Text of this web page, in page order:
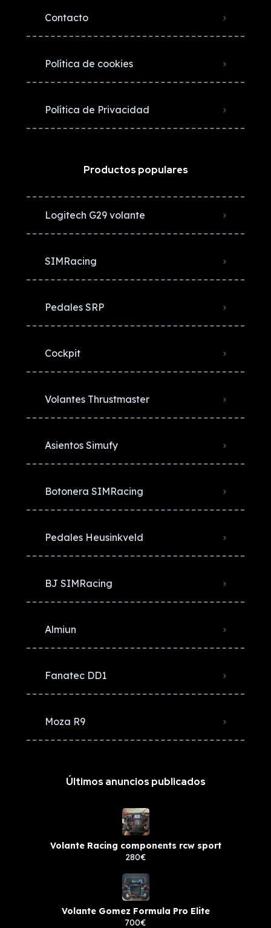
Contacto
Política de cookies
Política de Privacidad
Productos populares
Logitech G29 volante
SIMRacing
Pedales SRP
Cockpit
Volantes Thrustmaster
Asientos Simufy
Botonera SIMRacing
Pedales Heusinkveld
BJ SIMRacing
Almiun
Fanatec DD1
Moza R9
Últimos anuncios publicados
Volante Racing components rcw sport
280€
Volante Gomez Formula Pro Elite
700€